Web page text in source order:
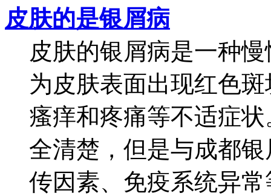
皮肤的是银屑病
皮肤的银屑病是一种
为皮肤表面出现红色
瘙痒和疼痛等不适症
全清楚，但是与成都
传因素、免疫系统异